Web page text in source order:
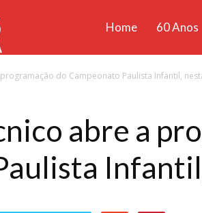
Unisanta
Home 60 Anos
do Campeonato Paulista Infantil,
abre a